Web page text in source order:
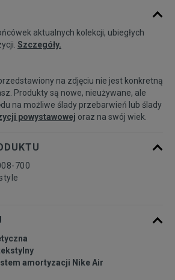
Powiadom o dostępności
Powiadom o dostępności
aktualnych kolekcji, ubiegłych
Szczegóły.
na zdjęciu nie jest konkretną
Produkty są nowe, nieużywane, ale
na możliwe ślady przebarwień lub ślady
powystawowej oraz na swój wiek.
700
amortyzacji Nike Air